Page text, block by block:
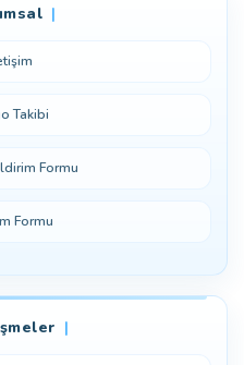
Yaz
Takibi
Formu
Formu